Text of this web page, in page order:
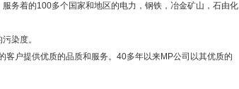
务着的100多个国家和地区的电力，钢铁，冶金矿山，石由化
染度。
客户提供优质的品质和服务。40多年以来MP公司以其优质的